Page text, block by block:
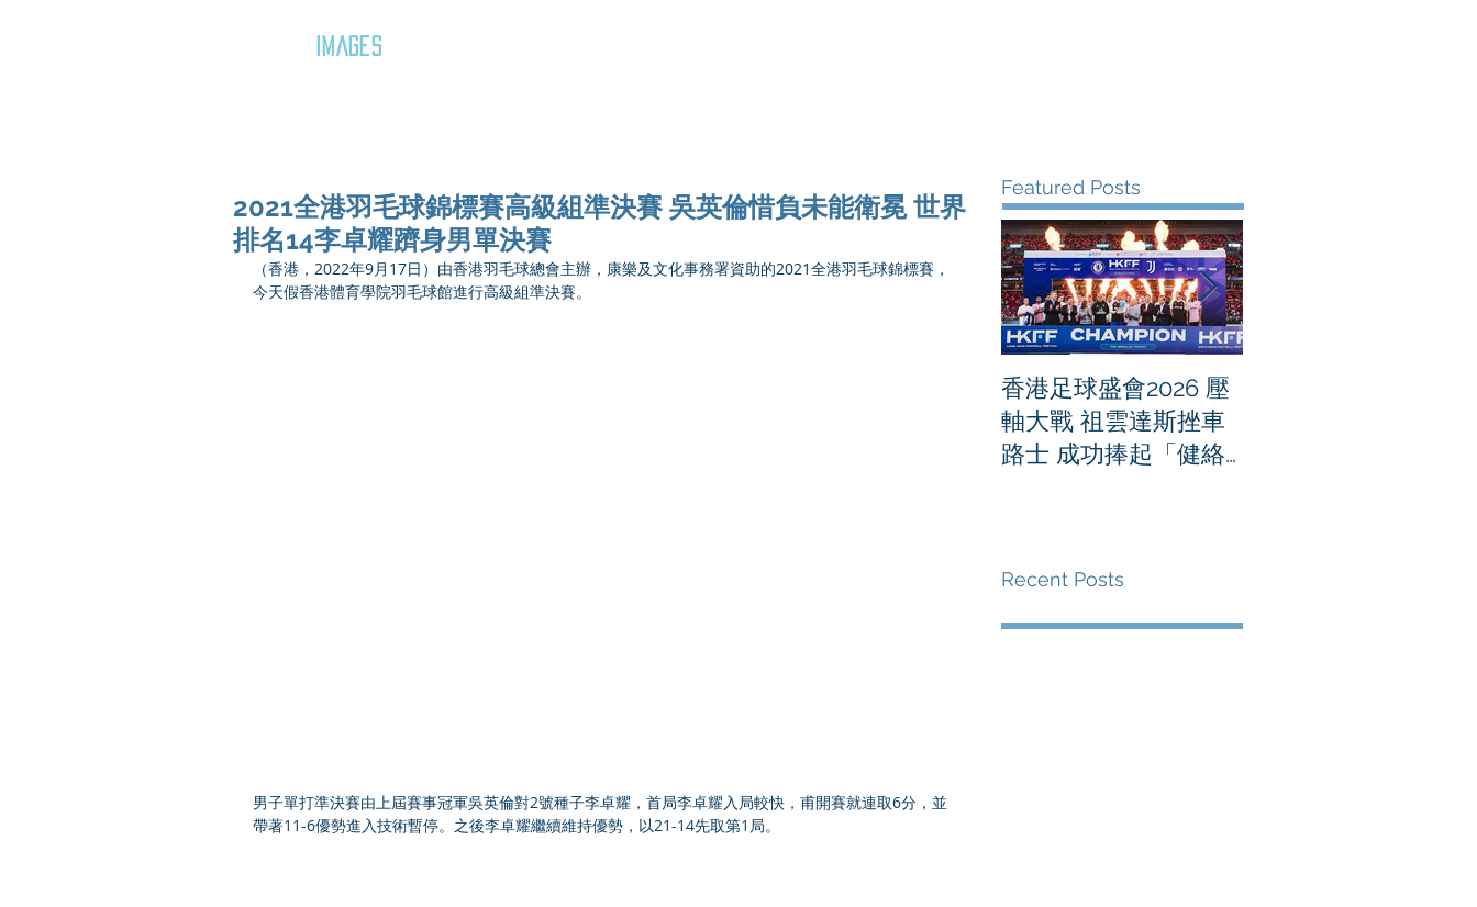
IMAGES
2021全港羽毛球錦標賽高級組準決賽 吳英倫惜負未能衛冕 世界
排名14李卓耀躋身男單決賽
（香港，2022年9月17日）由香港羽毛球總會主辦，康樂及文化事務署資助的2021全港羽毛球錦標賽，
今天假香港體育學院羽毛球館進行高級組準決賽。
男子單打準決賽由上屆賽事冠軍吳英倫對2號種子李卓耀，首局李卓耀入局較快，甫開賽就連取6分，並
帶著11-6優勢進入技術暫停。之後李卓耀繼續維持優勢，以21-14先取第1局。
Featured Posts
香港足球盛會2026 壓
軸大戰 祖雲達斯挫車
路士 成功捧起「健絡
Recent Posts